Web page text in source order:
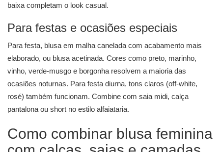
baixa completam o look casual.
Para festas e ocasiões especiais
Para festa, blusa em malha canelada com acabamento mais
elaborado, ou blusa acetinada. Cores como preto, marinho,
vinho, verde-musgo e borgonha resolvem a maioria das
ocasiões noturnas. Para festa diurna, tons claros (off-white,
rosé) também funcionam. Combine com saia midi, calça
pantalona ou short no estilo alfaiataria.
Como combinar blusa feminina